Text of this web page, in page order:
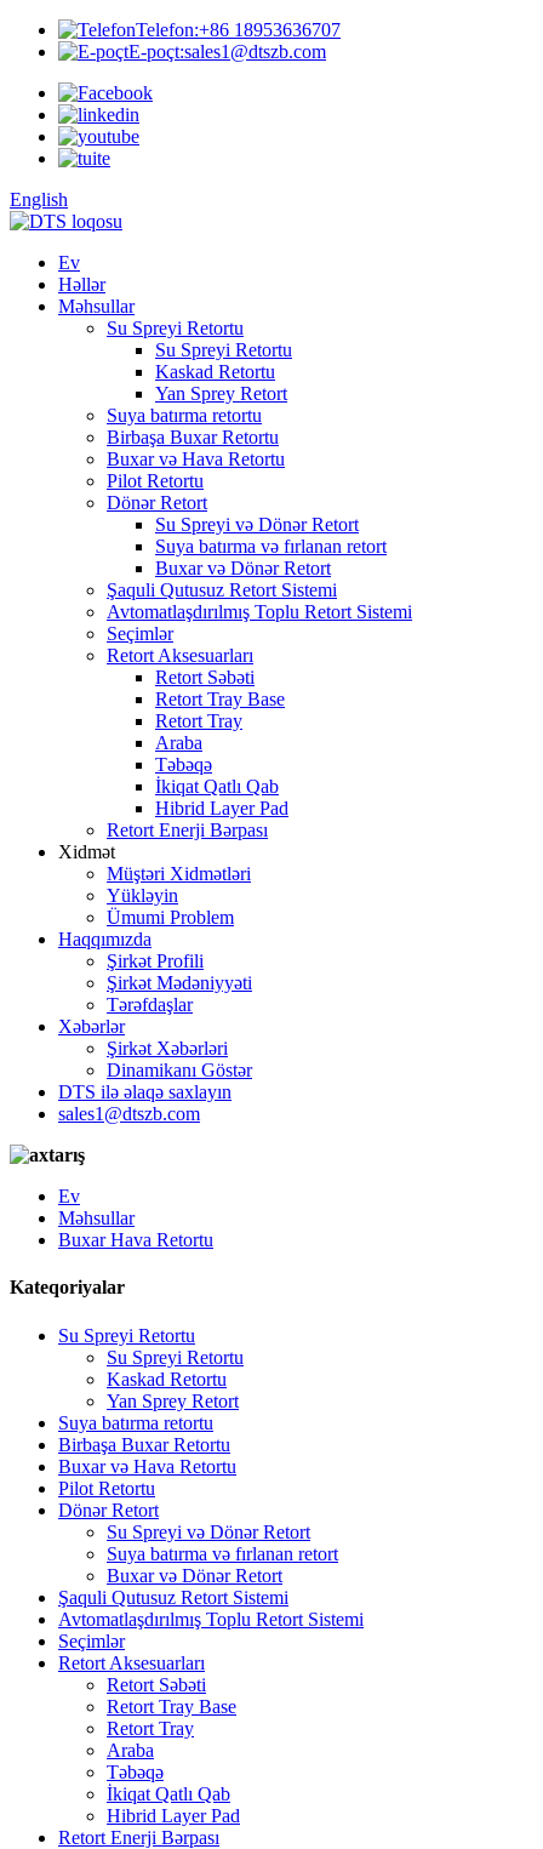
Telefon:+86 18953636707
E-poçt:sales1@dtszb.com
English
Ev
Həllər
Məhsullar
Su Spreyi Retortu
Su Spreyi Retortu
Kaskad Retortu
Yan Sprey Retort
Suya batırma retortu
Birbaşa Buxar Retortu
Buxar və Hava Retortu
Pilot Retortu
Dönər Retort
Su Spreyi və Dönər Retort
Suya batırma və fırlanan retort
Buxar və Dönər Retort
Şaquli Qutusuz Retort Sistemi
Avtomatlaşdırılmış Toplu Retort Sistemi
Seçimlər
Retort Aksesuarları
Retort Səbəti
Retort Tray Base
Retort Tray
Araba
Təbəqə
İkiqat Qatlı Qab
Hibrid Layer Pad
Retort Enerji Bərpası
Xidmət
Müştəri Xidmətləri
Yükləyin
Ümumi Problem
Haqqımızda
Şirkət Profili
Şirkət Mədəniyyəti
Tərəfdaşlar
Xəbərlər
Şirkət Xəbərləri
Dinamikanı Göstər
DTS ilə əlaqə saxlayın
sales1@dtszb.com
Ev
Məhsullar
Buxar Hava Retortu
Kateqoriyalar
Su Spreyi Retortu
Su Spreyi Retortu
Kaskad Retortu
Yan Sprey Retort
Suya batırma retortu
Birbaşa Buxar Retortu
Buxar və Hava Retortu
Pilot Retortu
Dönər Retort
Su Spreyi və Dönər Retort
Suya batırma və fırlanan retort
Buxar və Dönər Retort
Şaquli Qutusuz Retort Sistemi
Avtomatlaşdırılmış Toplu Retort Sistemi
Seçimlər
Retort Aksesuarları
Retort Səbəti
Retort Tray Base
Retort Tray
Araba
Təbəqə
İkiqat Qatlı Qab
Hibrid Layer Pad
Retort Enerji Bərpası